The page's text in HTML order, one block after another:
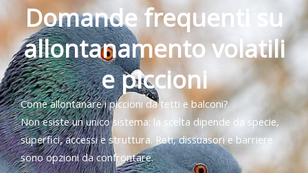
Domande frequenti su
allontanamento volatili
e piccioni
Come allontanare i piccioni da tetti e balconi?
Non esiste un unico sistema: la scelta dipende da specie,
superfici, accessi e struttura. Reti, dissuasori e barriere
sono opzioni da confrontare.